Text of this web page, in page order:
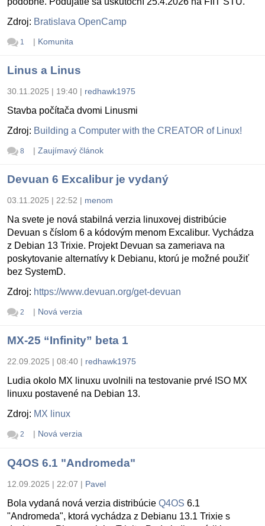
Zdroj: Bratislava OpenCamp
1 | Komunita
Linus a Linus
30.11.2025 | 19:40 | redhawk1975
Stavba počítača dvomi Linusmi
Zdroj: Building a Computer with the CREATOR of Linux!
8 | Zaujímavý článok
Devuan 6 Excalibur je vydaný
03.11.2025 | 22:52 | menom
Na svete je nová stabilná verzia linuxovej distribúcie
Devuan s číslom 6 a kódovým menom Excalibur. Vychádza
z Debian 13 Trixie. Projekt Devuan sa zameriava na
poskytovanie alternatívy k Debianu, ktorú je možné použiť
bez SystemD.
Zdroj: https://www.devuan.org/get-devuan
2 | Nová verzia
MX-25 “Infinity” beta 1
22.09.2025 | 08:40 | redhawk1975
Ludia okolo MX linuxu uvolnili na testovanie prvé ISO MX
linuxu postavené na Debian 13.
Zdroj: MX linux
2 | Nová verzia
Q4OS 6.1 "Andromeda"
12.09.2025 | 22:07 | Pavel
Bola vydaná nová verzia distribúcie Q4OS 6.1
"Andromeda", ktorá vychádza z Debianu 13.1 Trixie s